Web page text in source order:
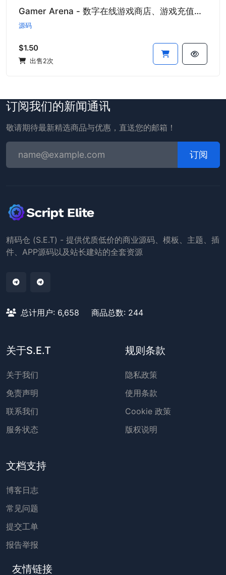
Gamer Arena - 数字在线游戏商店、游戏充值、优惠券和玩家ID销售工具
源码
$1.50
出售2次
订阅我们的新闻通讯
敬请期待最新精选商品与优惠，直送您的邮箱！
订阅
精码仓 (S.E.T) - 提供优质低价的商业源码、模板、主题、插
件、APP源码以及站长建站的全套资源
总计用户: 6,658 商品总数: 244
关于S.E.T
关于我们
免责声明
联系我们
服务状态
规则条款
隐私政策
使用条款
Cookie 政策
版权说明
文档支持
博客日志
常见问题
提交工单
报告举报
友情链接